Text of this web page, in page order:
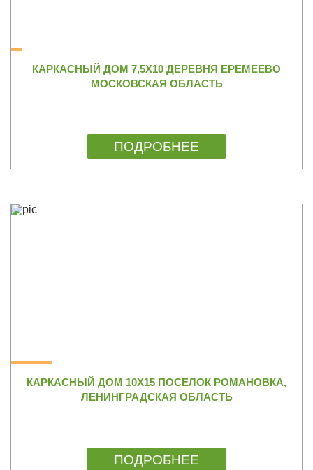
КАРКАСНЫЙ ДОМ 7,5Х10 ДЕРЕВНЯ ЕРЕМЕЕВО
МОСКОВСКАЯ ОБЛАСТЬ
ПОДРОБНЕЕ
КАРКАСНЫЙ ДОМ 10Х15 ПОСЕЛОК РОМАНОВКА,
ЛЕНИНГРАДСКАЯ ОБЛАСТЬ
ПОДРОБНЕЕ